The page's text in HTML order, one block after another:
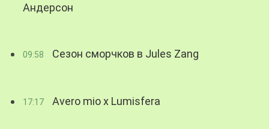
Андерсон
09:58 Сезон сморчков в Jules Zang
17:17 Avero mio x Lumisfera